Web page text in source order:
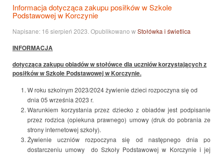
Informacja dotycząca zakupu posiłków w Szkole
Podstawowej w Korczynie
Napisane: 16 sierpień 2023 . Opublikowano wStołówka i świetlica
INFORMACJA
dotycząca zakupu obiadów w stołówce dla uczniów korzystających z
posiłków w Szkole Podstawowej w Korczynie.
W roku szkolnym 2023/2024 żywienie dzieci rozpoczyna się od
dnia 05 września 2023 r.
Warunkiem korzystania przez dziecko z obiadów jest podpisanie
przez rodzica (opiekuna prawnego) umowy (druk do pobrania ze
strony internetowej szkoły).
Żywienie uczniów rozpoczyna się od następnego dnia po
dostarczeniu umowy do Szkoły Podstawowej w Korczynie i jej